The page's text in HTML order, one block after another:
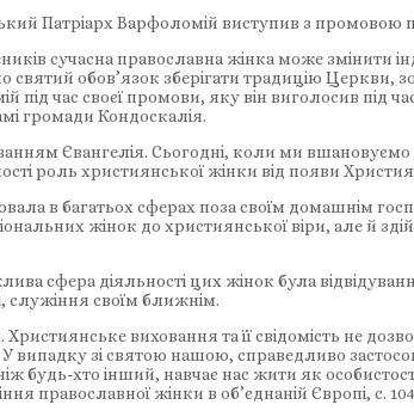
Патріарх Варфоломій виступив з промовою
сучасна православна жінка може змінити
святий обов’язок зберігати традицію
під час своєї промови, яку він виголосив під
громади Кондоскалія.
Євангелія. Сьогодні, коли ми
роль християнської жінки від появи
в багатьох сферах поза своїм домашнім
жінок до християнської віри, але й
сфера діяльності цих жінок була
служіння своїм ближнім.
Християнське виховання та її свідомість не
випадку зі святою нашою, справедливо
будь-хто інший, навчає нас жити як
православної жінки в об’єднаній Європі, с.